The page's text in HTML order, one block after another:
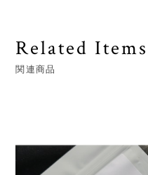
Related Items
関連商品